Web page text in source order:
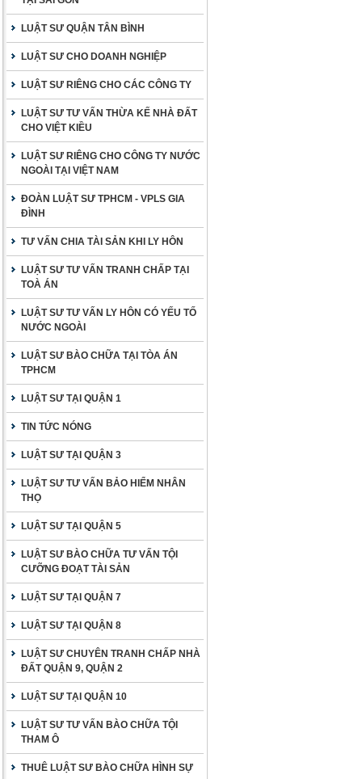
LUẬT SƯ QUẬN TÂN BÌNH
LUẬT SƯ CHO DOANH NGHIỆP
LUẬT SƯ RIÊNG CHO CÁC CÔNG TY
LUẬT SƯ TƯ VẤN THỪA KẾ NHÀ ĐẤT
CHO VIỆT KIỀU
LUẬT SƯ RIÊNG CHO CÔNG TY NƯỚC
NGOÀI TẠI VIỆT NAM
ĐOÀN LUẬT SƯ TPHCM - VPLS GIA
ĐÌNH
TƯ VẤN CHIA TÀI SẢN KHI LY HÔN
LUẬT SƯ TƯ VẤN TRANH CHẤP TẠI
TOÀ ÁN
LUẬT SƯ TƯ VẤN LY HÔN CÓ YẾU TỐ
NƯỚC NGOÀI
LUẬT SƯ BÀO CHỮA TẠI TÒA ÁN
TPHCM
LUẬT SƯ TẠI QUẬN 1
TIN TỨC NÓNG
LUẬT SƯ TẠI QUẬN 3
LUẬT SƯ TƯ VẤN BẢO HIỂM NHÂN
THỌ
LUẬT SƯ TẠI QUẬN 5
LUẬT SƯ BÀO CHỮA TƯ VẤN TỘI
CƯỠNG ĐOẠT TÀI SẢN
LUẬT SƯ TẠI QUẬN 7
LUẬT SƯ TẠI QUẬN 8
LUẬT SƯ CHUYÊN TRANH CHẤP NHÀ
ĐẤT QUẬN 9, QUẬN 2
LUẬT SƯ TẠI QUẬN 10
LUẬT SƯ TƯ VẤN BÀO CHỮA TỘI
THAM Ô
THUÊ LUẬT SƯ BÀO CHỮA HÌNH SỰ